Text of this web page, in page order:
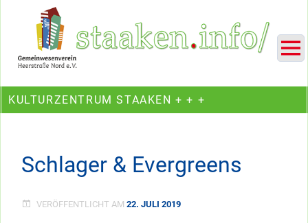
Ein Projekt des Gemeinwesenvereins Heerstraße Nord
KULTURZENTRUM STAAKEN + + +
Schlager & Evergreens
VERÖFFENTLICHT AM 22. JULI 2019